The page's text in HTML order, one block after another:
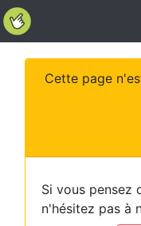
Cette page
Si vous pensez
n'hésitez pas à